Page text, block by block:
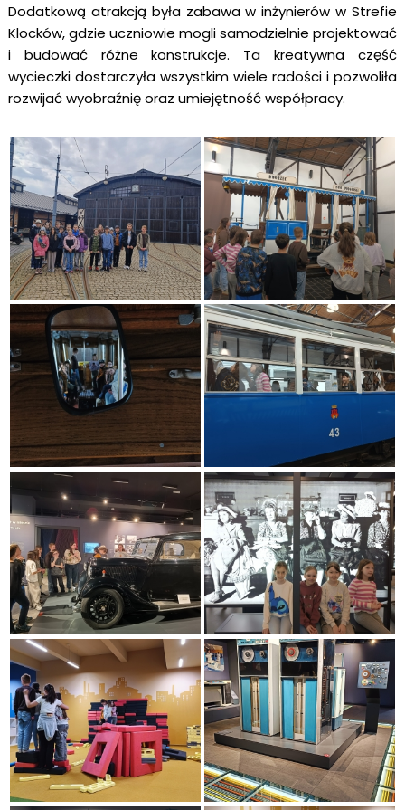
Dodatkową atrakcją była zabawa w inżynierów w Strefie
Klocków, gdzie uczniowie mogli samodzielnie projektować
i budować różne konstrukcje. Ta kreatywna część
wycieczki dostarczyła wszystkim wiele radości i pozwoliła
rozwijać wyobraźnię oraz umiejętność współpracy.